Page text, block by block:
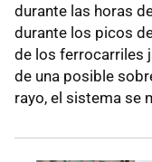
durante las horas
durante los picos
de los ferrocarriles
de una posible
rayo, el sistema se